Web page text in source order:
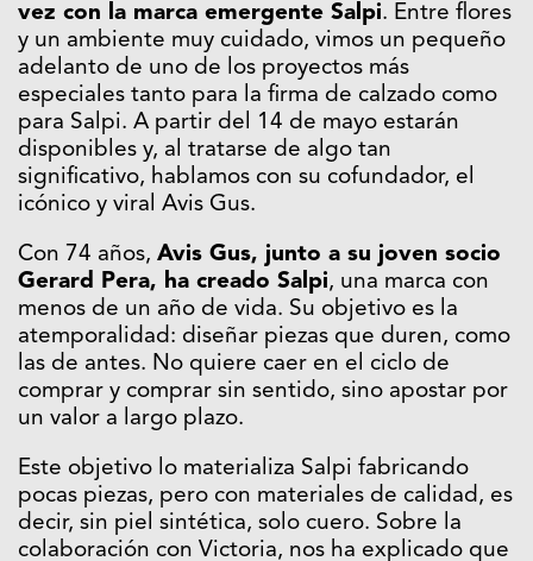
vez con la marca emergente Salpi. Entre flores
y un ambiente muy cuidado, vimos un pequeño
adelanto de uno de los proyectos más
especiales tanto para la firma de calzado como
para Salpi. A partir del 14 de mayo estarán
disponibles y, al tratarse de algo tan
significativo, hablamos con su cofundador, el
icónico y viral Avis Gus.
Con 74 años, Avis Gus, junto a su joven socio
Gerard Pera, ha creado Salpi, una marca con
menos de un año de vida. Su objetivo es la
atemporalidad: diseñar piezas que duren, como
las de antes. No quiere caer en el ciclo de
comprar y comprar sin sentido, sino apostar por
un valor a largo plazo.
Este objetivo lo materializa Salpi fabricando
pocas piezas, pero con materiales de calidad, es
decir, sin piel sintética, solo cuero. Sobre la
colaboración con Victoria, nos ha explicado que